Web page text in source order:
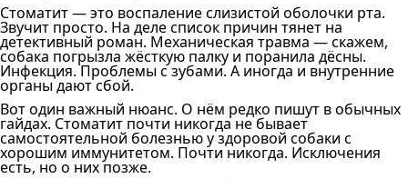
Стоматит — это воспаление слизистой оболочки рта.
Звучит просто. На деле список причин тянет на
детективный роман. Механическая травма — скажем,
собака погрызла жёсткую палку и поранила дёсны.
Инфекция. Проблемы с зубами. А иногда и внутренние
органы дают сбой.
Вот один важный нюанс. О нём редко пишут в обычных
гайдах. Стоматит почти никогда не бывает
самостоятельной болезнью у здоровой собаки с
хорошим иммунитетом. Почти никогда. Исключения
есть, но о них позже.